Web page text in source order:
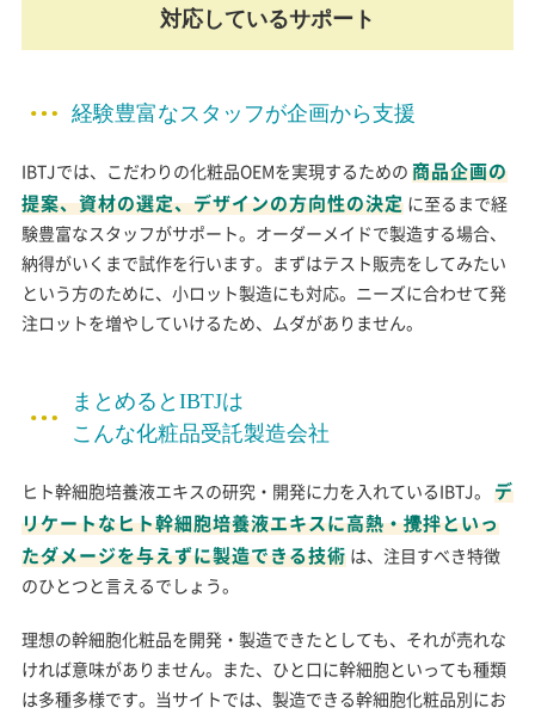
対応しているサポート
経験豊富なスタッフが企画から支援
IBTJでは、こだわりの化粧品OEMを実現するための 商品企画の
提案、資材の選定、デザインの方向性の決定 に至るまで経
験豊富なスタッフがサポート。オーダーメイドで製造する場合、
納得がいくまで試作を行います。まずはテスト販売をしてみたい
という方のために、小ロット製造にも対応。ニーズに合わせて発
注ロットを増やしていけるため、ムダがありません。
まとめるとIBTJは
こんな化粧品受託製造会社
ヒト幹細胞培養液エキスの研究・開発に力を入れているIBTJ。 デ
リケートなヒト幹細胞培養液エキスに高熱・攪拌といっ
たダメージを与えずに製造できる技術 は、注目すべき特徴
のひとつと言えるでしょう。
理想の幹細胞化粧品を開発・製造できたとしても、それが売れな
ければ意味がありません。また、ひと口に幹細胞といっても種類
は多種多様です。当サイトでは、製造できる幹細胞化粧品別にお